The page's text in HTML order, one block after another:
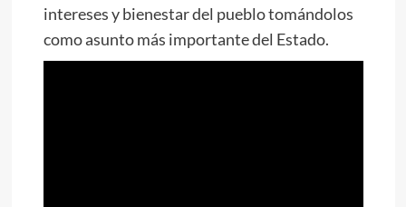
intereses y bienestar del pueblo tomándolos
como asunto más importante del Estado.